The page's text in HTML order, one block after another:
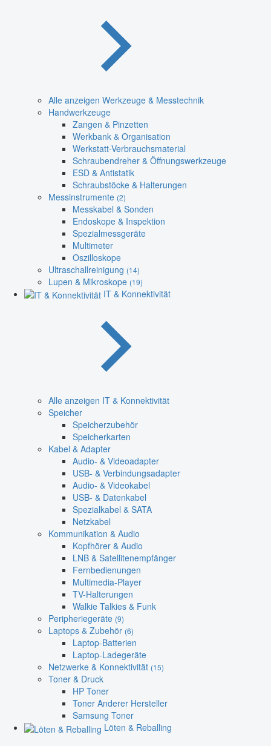
Alle anzeigen Werkzeuge & Messtechnik
Handwerkzeuge
Zangen & Pinzetten
Werkbank & Organisation
Werkstatt-Verbrauchsmaterial
Schraubendreher & Öffnungswerkzeuge
ESD & Antistatik
Schraubstöcke & Halterungen
Messinstrumente (2)
Messkabel & Sonden
Endoskope & Inspektion
Spezialmessgeräte
Multimeter
Oszilloskope
Ultraschallreinigung (14)
Lupen & Mikroskope (19)
IT & Konnektivität
Alle anzeigen IT & Konnektivität
Speicher
Speicherzubehör
Speicherkarten
Kabel & Adapter
Audio- & Videoadapter
USB- & Verbindungsadapter
Audio- & Videokabel
USB- & Datenkabel
Spezialkabel & SATA
Netzkabel
Kommunikation & Audio
Kopfhörer & Audio
LNB & Satellitenempfänger
Fernbedienungen
Multimedia-Player
TV-Halterungen
Walkie Talkies & Funk
Peripheriegeräte (9)
Laptops & Zubehör (6)
Laptop-Batterien
Laptop-Ladegeräte
Netzwerke & Konnektivität (15)
Toner & Druck
HP Toner
Toner Anderer Hersteller
Samsung Toner
Löten & Reballing